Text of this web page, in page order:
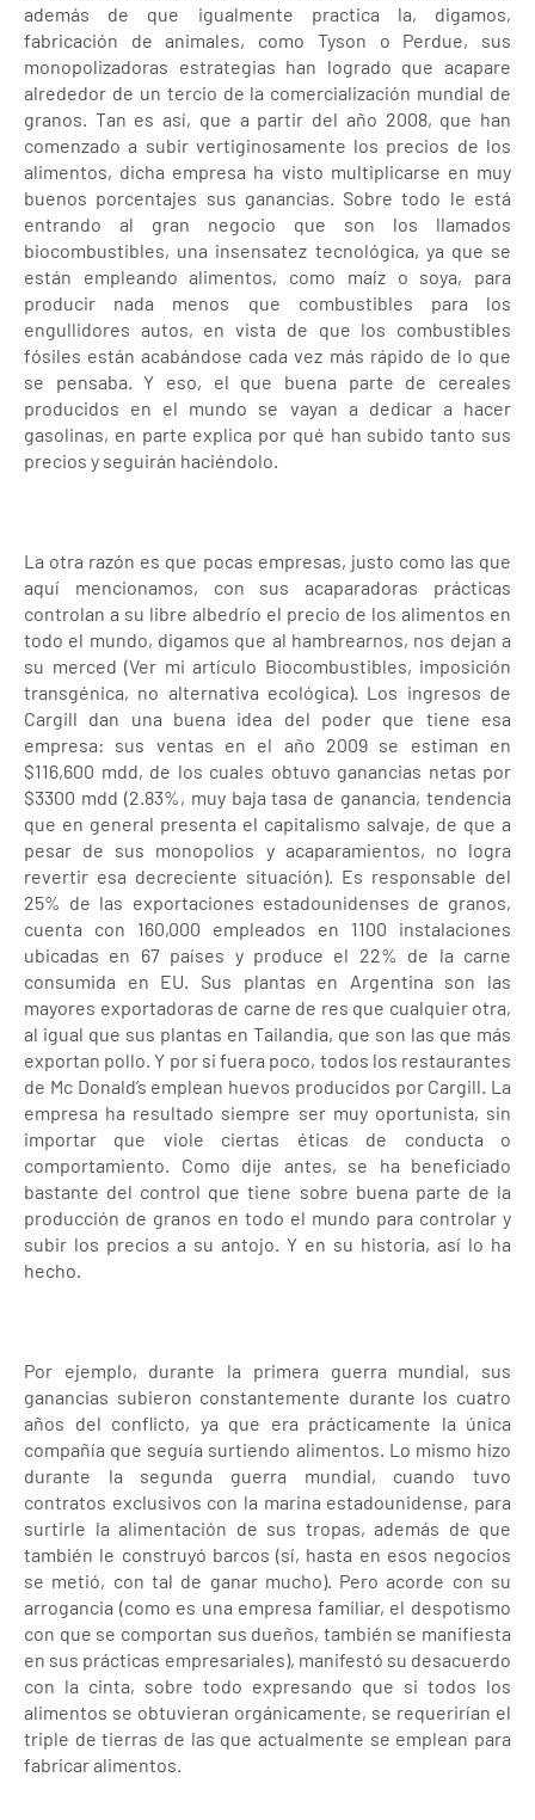
además de que igualmente practica la, digamos,
fabricación de animales, como Tyson o Perdue, sus
monopolizadoras estrategias han logrado que acapare
alrededor de un tercio de la comercialización mundial de
granos. Tan es así, que a partir del año 2008, que han
comenzado a subir vertiginosamente los precios de los
alimentos, dicha empresa ha visto multiplicarse en muy
buenos porcentajes sus ganancias. Sobre todo le está
entrando al gran negocio que son los llamados
biocombustibles, una insensatez tecnológica, ya que se
están empleando alimentos, como maíz o soya, para
producir nada menos que combustibles para los
engullidores autos, en vista de que los combustibles
fósiles están acabándose cada vez más rápido de lo que
se pensaba. Y eso, el que buena parte de cereales
producidos en el mundo se vayan a dedicar a hacer
gasolinas, en parte explica por qué han subido tanto sus
precios y seguirán haciéndolo.
La otra razón es que pocas empresas, justo como las que
aquí mencionamos, con sus acaparadoras prácticas
controlan a su libre albedrío el precio de los alimentos en
todo el mundo, digamos que al hambrearnos, nos dejan a
su merced (Ver mi artículo Biocombustibles, imposición
transgénica, no alternativa ecológica). Los ingresos de
Cargill dan una buena idea del poder que tiene esa
empresa: sus ventas en el año 2009 se estiman en
$116,600 mdd, de los cuales obtuvo ganancias netas por
$3300 mdd (2.83%, muy baja tasa de ganancia, tendencia
que en general presenta el capitalismo salvaje, de que a
pesar de sus monopolios y acaparamientos, no logra
revertir esa decreciente situación). Es responsable del
25% de las exportaciones estadounidenses de granos,
cuenta con 160,000 empleados en 1100 instalaciones
ubicadas en 67 países y produce el 22% de la carne
consumida en EU. Sus plantas en Argentina son las
mayores exportadoras de carne de res que cualquier otra,
al igual que sus plantas en Tailandia, que son las que más
exportan pollo. Y por si fuera poco, todos los restaurantes
de Mc Donald’s emplean huevos producidos por Cargill. La
empresa ha resultado siempre ser muy oportunista, sin
importar que viole ciertas éticas de conducta o
comportamiento. Como dije antes, se ha beneficiado
bastante del control que tiene sobre buena parte de la
producción de granos en todo el mundo para controlar y
subir los precios a su antojo. Y en su historia, así lo ha
hecho.
Por ejemplo, durante la primera guerra mundial, sus
ganancias subieron constantemente durante los cuatro
años del conflicto, ya que era prácticamente la única
compañía que seguía surtiendo alimentos. Lo mismo hizo
durante la segunda guerra mundial, cuando tuvo
contratos exclusivos con la marina estadounidense, para
surtirle la alimentación de sus tropas, además de que
también le construyó barcos (sí, hasta en esos negocios
se metió, con tal de ganar mucho). Pero acorde con su
arrogancia (como es una empresa familiar, el despotismo
con que se comportan sus dueños, también se manifiesta
en sus prácticas empresariales), manifestó su desacuerdo
con la cinta, sobre todo expresando que si todos los
alimentos se obtuvieran orgánicamente, se requerirían el
triple de tierras de las que actualmente se emplean para
fabricar alimentos.